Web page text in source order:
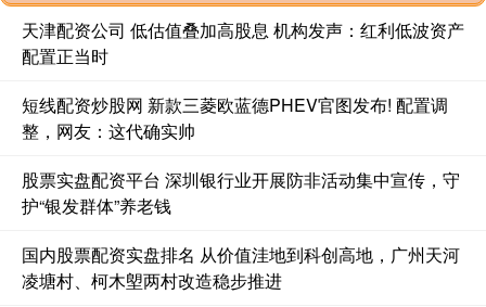
天津配资公司 低估值叠加高股息 机构发声：红利低波资产
配置正当时
短线配资炒股网 新款三菱欧蓝德PHEV官图发布! 配置调
整，网友：这代确实帅
股票实盘配资平台 深圳银行业开展防非活动集中宣传，守
护“银发群体”养老钱
国内股票配资实盘排名 从价值洼地到科创高地，广州天河
凌塘村、柯木塱两村改造稳步推进